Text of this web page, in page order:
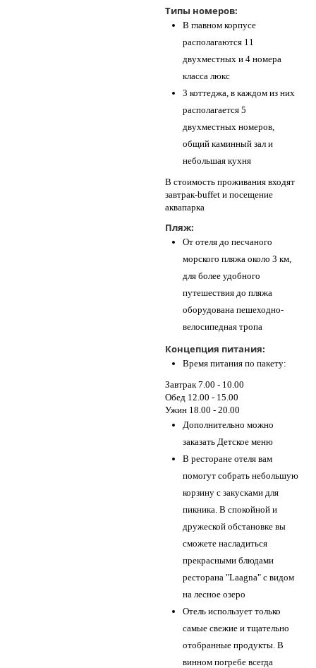
Типы номеров:
В главном корпусе
располагаются 11
двухместных и 4 номера
класса люкс
3 коттеджа, в каждом из них
располагается 5
двухместных номеров,
общий каминный зал и
небольшая кухня
В стоимость проживания входят
завтрак-buffet и посещение
аквапарка
Пляж:
От отеля до песчаного
морского пляжа около 3 км,
для более удобного
путешествия до пляжа
оборудована пешеходно-
велосипедная тропа
Концепция питания:
Время питания по пакету:
Завтрак 7.00 - 10.00
Обед 12.00 - 15.00
Ужин 18.00 - 20.00
Дополнительно можно
заказать Детское меню
В ресторане отеля вам
помогут собрать небольшую
корзину с закусками для
пикника. В спокойной и
дружеской обстановке вы
сможете насладиться
прекрасными блюдами
ресторана "Laagna" с видом
на лесное озеро
Отель использует только
самые свежие и тщательно
отобранные продукты. В
винном погребе всегда